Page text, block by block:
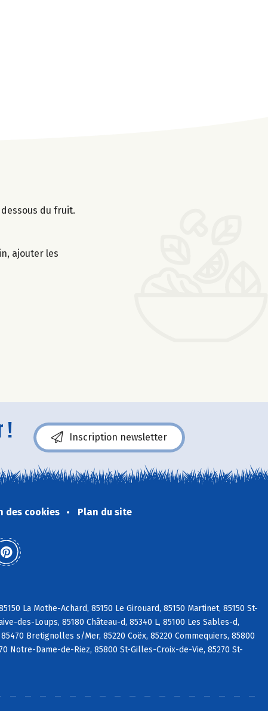
du fruit.
ajouter les
! Inscription newsletter
des cookies Plan du site
La Mothe-Achard, 85150 Le Girouard, 85150 Martinet, 85150 St-
des-Loups, 85180 Château-d, 85340 L, 85100 Les Sables-d,
Bretignolles s/Mer, 85220 Coëx, 85220 Commequiers, 85800
Notre-Dame-de-Riez, 85800 St-Gilles-Croix-de-Vie, 85270 St-